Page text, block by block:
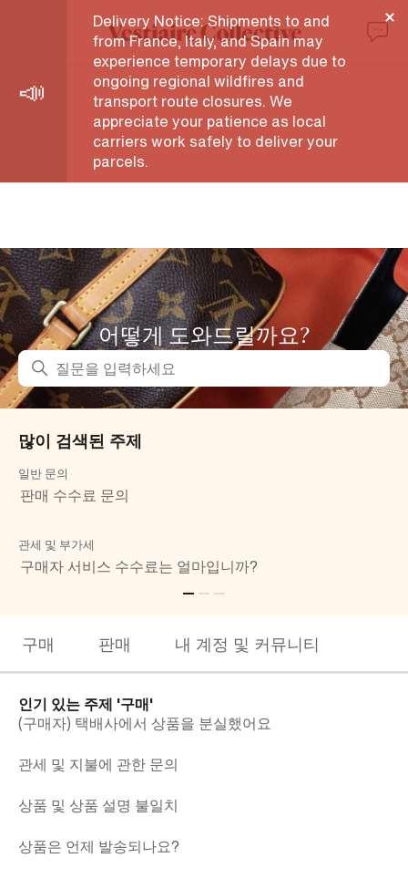
Delivery Notice: Shipments to and
from France, Italy, and Spain may
experience temporary delays due to
ongoing regional wildfires and
transport route closures. We
appreciate your patience as local
carriers work safely to deliver your
parcels.
어떻게 도와드릴까요?
검색
많이 검색된 주제
일반 문의
판매 수수료 문의
관세 및 부가세
구매자 서비스 수수료는 얼마입니까?
구매 판매 내 계정 및 커뮤니티
인기 있는 주제 '구매'
(구매자) 택배사에서 상품을 분실했어요
관세 및 지불에 관한 문의
상품 및 상품 설명 불일치
상품은 언제 발송되나요?